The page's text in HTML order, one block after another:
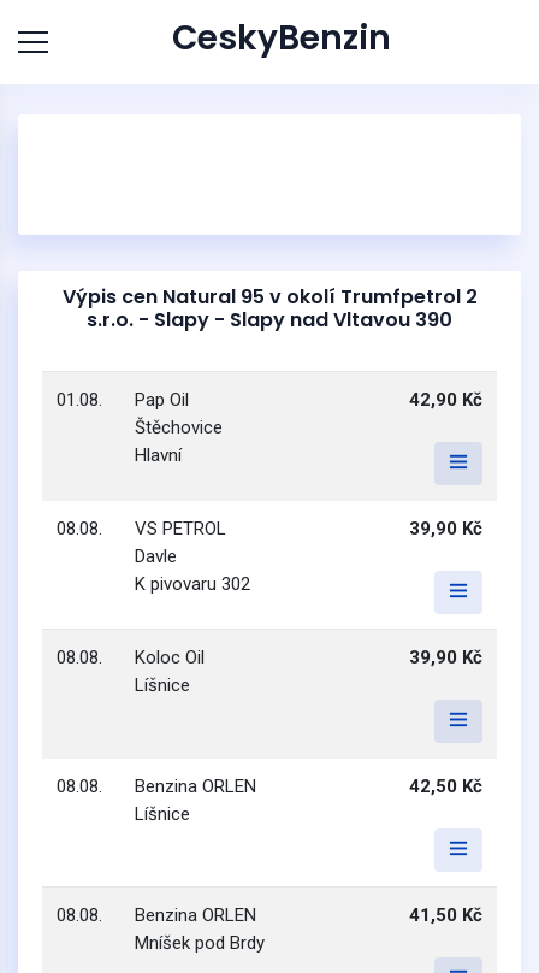
CeskyBenzin
Výpis cen Natural 95 v okolí Trumfpetrol 2
s.r.o. - Slapy - Slapy nad Vltavou 390
01.08.
Pap Oil
Štěchovice
Hlavní
42,90 Kč
08.08.
VS PETROL
Davle
K pivovaru 302
39,90 Kč
08.08.
Koloc Oil
Líšnice
39,90 Kč
08.08.
Benzina ORLEN
Líšnice
42,50 Kč
08.08.
Benzina ORLEN
Mníšek pod Brdy
41,50 Kč